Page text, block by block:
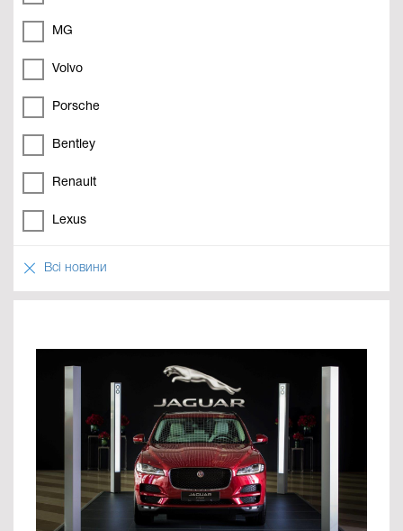
MG
Volvo
Porsche
Bentley
Renault
Lexus
Всі новини